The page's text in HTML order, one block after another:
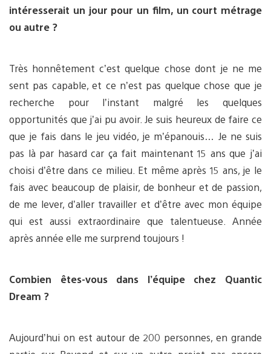
intéresserait un jour pour un film, un court métrage
ou autre ?
Très honnêtement c’est quelque chose dont je ne me
sent pas capable, et ce n’est pas quelque chose que je
recherche pour l’instant malgré les quelques
opportunités que j’ai pu avoir. Je suis heureux de faire ce
que je fais dans le jeu vidéo, je m’épanouis… Je ne suis
pas là par hasard car ça fait maintenant 15 ans que j’ai
choisi d’être dans ce milieu. Et même après 15 ans, je le
fais avec beaucoup de plaisir, de bonheur et de passion,
de me lever, d’aller travailler et d’être avec mon équipe
qui est aussi extraordinaire que talentueuse. Année
après année elle me surprend toujours !
Combien êtes-vous dans l’équipe chez Quantic
Dream ?
Aujourd’hui on est autour de 200 personnes, en grande